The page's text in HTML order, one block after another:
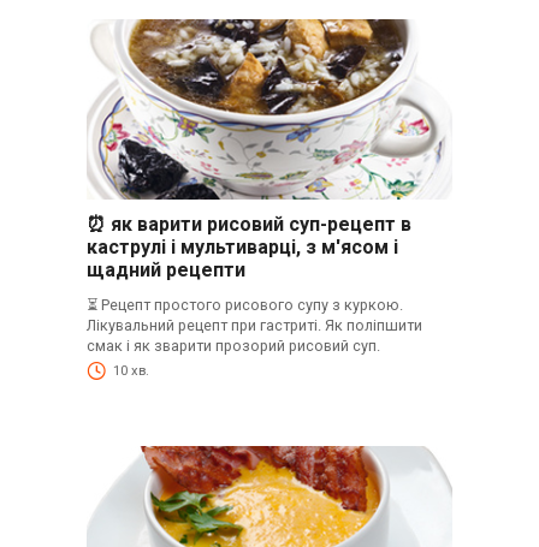
⏰ як варити рисовий суп-рецепт в
каструлі і мультиварці, з м'ясом і
щадний рецепти
⏳ Рецепт простого рисового супу з куркою.
Лікувальний рецепт при гастриті. Як поліпшити
смак і як зварити прозорий рисовий суп.
10 хв.